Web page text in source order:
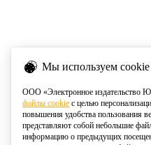
Мы используем
ООО «Электронное издательство
файлы cookie с целью
повышения удобства пользования
представляют собой небольшие
информацию о предыдущих